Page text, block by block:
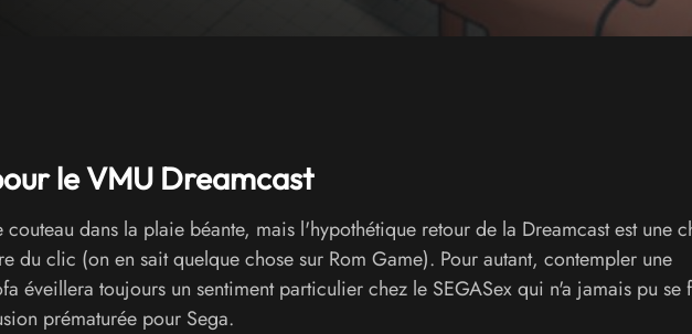
le VMU Dreamcast
couteau dans la plaie béante, mais l'hypothétique retour de la Dreamcast est une
du clic (on en sait quelque chose sur Rom Game). Pour autant, contempler une
éveillera toujours un sentiment particulier chez le SEGASex qui n'a jamais pu se
prématurée pour Sega.